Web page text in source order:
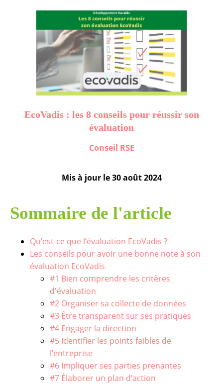
EcoVadis : les 8 conseils pour réussir son
évaluation
Conseil RSE
Mis à jour le30 août 2024
Sommaire de l'article
Qu’est-ce que l’évaluation EcoVadis ?
Les conseils pour avoir une bonne note à son
évaluation EcoVadis
#1 Bien comprendre les critères
d'évaluation
#2 Organiser sa collecte de données
#3 Être transparent sur ses pratiques
#4 Engager la direction
#5 Identifier les points faibles de
l’entreprise
#6 Impliquer ses parties prenantes
#7 Élaborer un plan d’action